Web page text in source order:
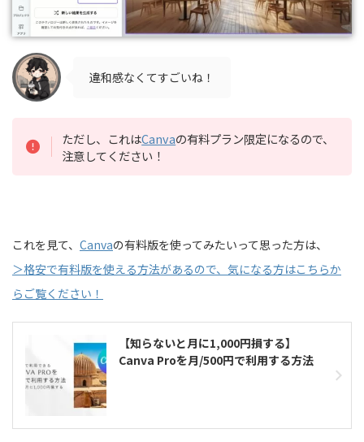
違和感なくてすごいね！
ただし、これはCanvaの有料プラン限定になるので、
注意してください！
これを見て、 Canvaの有料版を使ってみたいって思った方は、
＞格安で有料版を使える方法があるので、気になる方はこちらか
らご覧ください！
【知らないと月に1,000円損する】
Canva Proを月/500円で利用する方法